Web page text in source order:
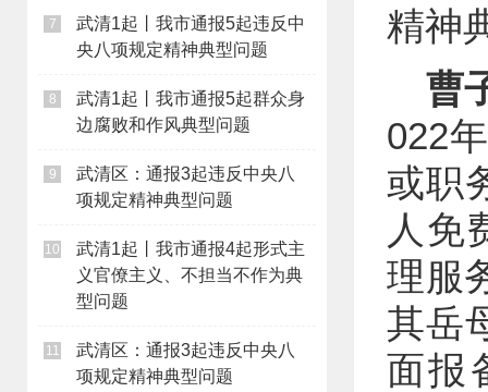
7
武清1起丨我市通报5起违反中
央八项规定精神典型问题
8
武清1起丨我市通报5起群众身
边腐败和作风典型问题
9
武清区：通报3起违反中央八
项规定精神典型问题
10
武清1起丨我市通报4起形式主
义官僚主义、不担当不作为典
型问题
11
武清区：通报3起违反中央八
项规定精神典型问题
精神
曹
022
或职
人免
理服
其岳
面报